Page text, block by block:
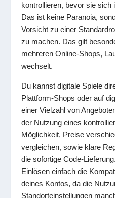
kontrollieren, bevor sie sich
Das ist keine Paranoia,
Vorsicht zu einer
zu machen. Das gilt
mehreren Online-Shops,
wechselt.
Du kannst digitale Spiele
Plattform-Shops oder auf
einer Vielzahl von
der Nutzung eines
Möglichkeit, Preise
vergleichen, sowie klare
die sofortige Code-
Einlösen einfach die
deines Kontos, da die
Standorteinstellungen